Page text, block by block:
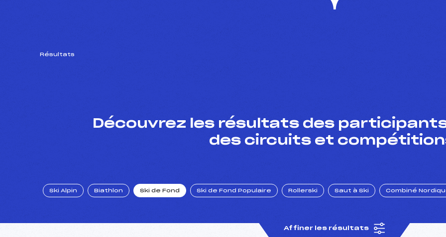
Résultats
Découvrez les résultats des participants
des circuits et
Ski Alpin Biathlon Ski de Fond Ski de Fond Populaire Rollerski Saut à Ski Combiné
Affiner les résultats